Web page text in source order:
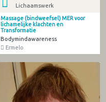
Lichaamswerk
Massage (bindweefsel) MER voor
lichamelijke klachten en
Transformatie
Bodymindawareness
Ermelo